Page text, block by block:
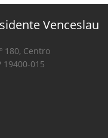
Venceslau
180, Centro
19400-015